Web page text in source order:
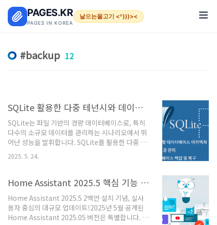
PAGES.KR
PAGES IN KOREA
날으는물고기 <º)))><
backup 12
SQLite 활용한 다중 테넌시와 데이터 관리 최적화 및 안정적 백업 전략
SQLite는 파일 기반의 경량 데이터베이스로, 특히
다수의 소규모 데이터를 관리하는 시나리오에서 뛰
어난 성능을 발휘합니다. SQLite를 활용한 다중 테
넌시 아키텍처, 데이터베이스 복사 및 백업 최적화,
그리고 Litestream을 통한 데이터 안정성 강화 방
과 과제테넌트별 데이터베이스 아키텍처란?테넌트
터를 독립적인 사용자 또는 그룹(테넌트) 단위로 분
리하여, 각 테넌트마다 별도의 데이터베이스를 할당
하는 패턴입니다. 이 아키텍처는 특히 소규모 테넌
2025. 5. 24.
Home Assistant 2025.5 핵심 기능 요약과 안전한 업데이트 위한 사전 점검
Home Assistant 2025.5 2백만 설치 기념, 실사
용자 중심의 대규모 업데이트!2025년 5월 공개된
Home Assistant 2025.05 버전은 특별합니다. 2